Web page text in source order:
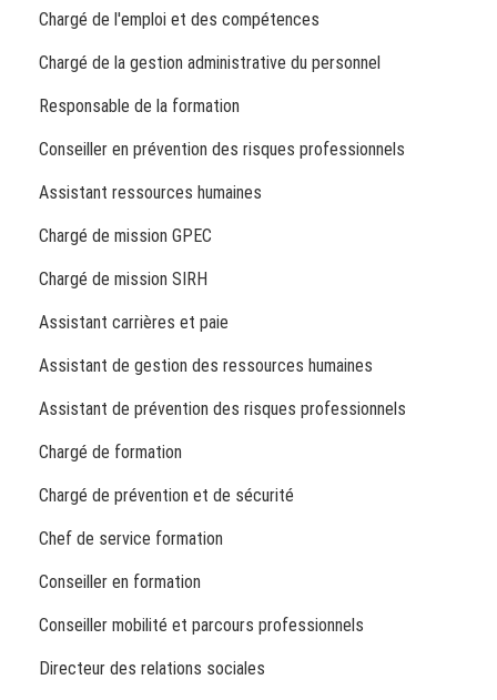
Chargé de l'emploi et des compétences
Chargé de la gestion administrative du personnel
Responsable de la formation
Conseiller en prévention des risques professionnels
Assistant ressources humaines
Chargé de mission GPEC
Chargé de mission SIRH
Assistant carrières et paie
Assistant de gestion des ressources humaines
Assistant de prévention des risques professionnels
Chargé de formation
Chargé de prévention et de sécurité
Chef de service formation
Conseiller en formation
Conseiller mobilité et parcours professionnels
Directeur des relations sociales